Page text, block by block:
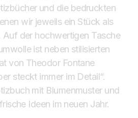
und die bedruckten
wir jeweils ein Stück als
Auf der hochwertigen Tasche
ist neben stilisierten
von Theodor Fontane
steckt immer im Detail“.
mit Blumenmuster und
Ideen im neuen Jahr.